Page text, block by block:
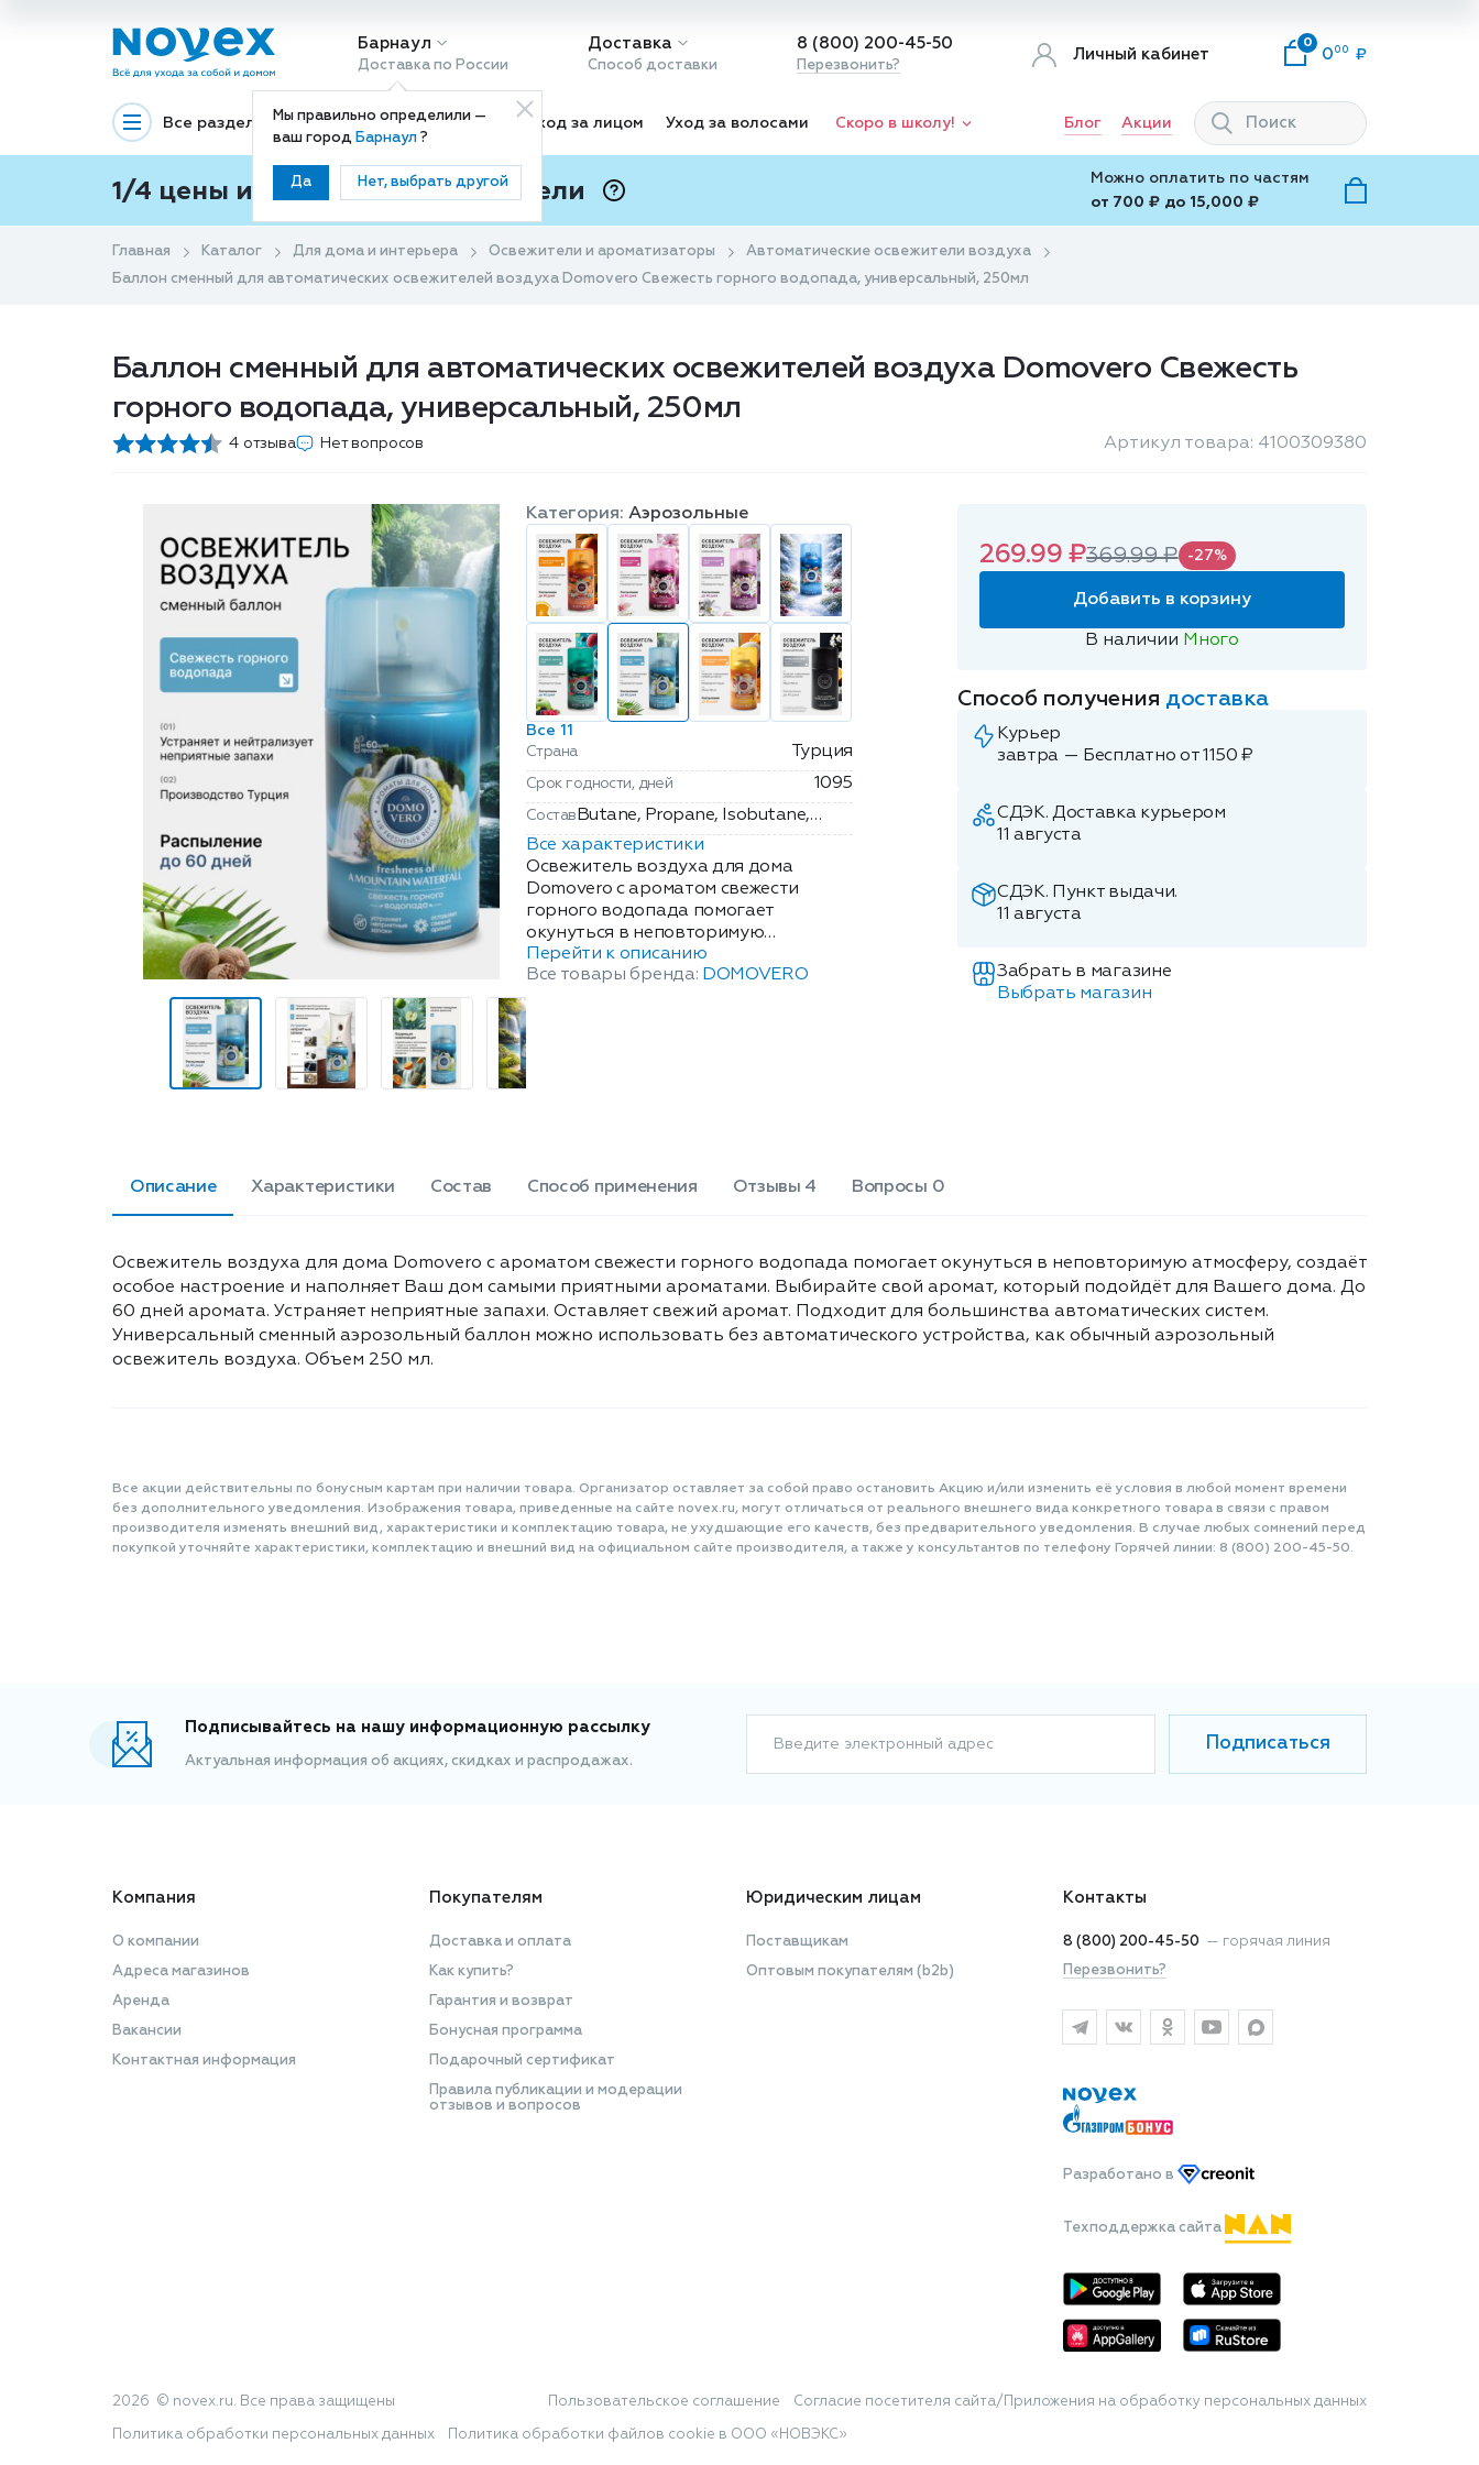
Барнаул
Доставка по России
Мы правильно определили —
ваш город Барнаул?
Да Нет, выбрать другой
Доставка
Способ доставки
8 (800) 200-45-50
Перезвонить?
Личный кабинет
0
0 00
Все разделы Декоративная косметика Уход за лицом Уход за волосами Скоро в школу! Блог Акции
1/4 цены и покупки ваши с Подели
Можно оплатить по частям
от 700 ₽ до 15,000 ₽
Главная Каталог Для дома и интерьера Освежители и ароматизаторы
Автоматические освежители воздуха
Баллон сменный для автоматических освежителей воздуха Domovero Свежесть горного водопада, универсальный, 250мл
Баллон сменный для автоматических освежителей воздуха Domovero Свежесть
горного водопада, универсальный, 250мл
4 отзыва Нет вопросов Артикул товара: 4100309380
Категория: Аэрозольные
Все 11
Страна
Турция
Срок годности, дней 1095
Состав Butane, Propane, Isobutane,
Alcohol Denat, Parfum,
Isopropyle Myristate.
Все характеристики
Освежитель воздуха для дома
Domovero с ароматом свежести
горного водопада помогает
окунуться в неповторимую
атмосферу, создаёт особое
настроение и наполняет Ваш дом
аэрозольный баллон можно
использовать без автоматического
Объем 250 мл.
Перейти к описанию
Все товары бренда: DOMOVERO
269.99 ₽369.99 ₽ -27%
Добавить в корзину
В наличии Много
Способ получения доставка
Курьер
завтра — Бесплатно от 1150 ₽
СДЭК. Доставка курьером
11 августа
СДЭК. Пункт выдачи.
11 августа
Забрать в магазине
Выбрать магазин
Описание Характеристики Состав Способ применения Отзывы 4 Вопросы 0
Освежитель воздуха для дома Domovero с ароматом свежести горного водопада помогает окунуться в неповторимую атмосферу, создаёт
особое настроение и наполняет Ваш дом самыми приятными ароматами. Выбирайте свой аромат, который подойдёт для Вашего дома. До
60 дней аромата. Устраняет неприятные запахи. Оставляет свежий аромат. Подходит для большинства автоматических систем.
Универсальный сменный аэрозольный баллон можно использовать без автоматического устройства, как обычный аэрозольный
освежитель воздуха. Объем 250 мл.
Все акции действительны по бонусным картам при наличии товара. Организатор оставляет за собой право остановить Акцию и/или изменить её условия в любой момент времени
без дополнительного уведомления. Изображения товара, приведенные на сайте novex.ru, могут отличаться от реального внешнего вида конкретного товара в связи с правом
производителя изменять внешний вид, характеристики и комплектацию товара, не ухудшающие его качеств, без предварительного уведомления. В случае любых сомнений перед
покупкой уточняйте характеристики, комплектацию и внешний вид на официальном сайте производителя, а также у консультантов по телефону Горячей линии: 8 (800) 200-45-50.
Подписывайтесь на нашу информационную рассылку
Актуальная информация об акциях, скидках и распродажах.
Введите электронный адрес Подписаться
Компания
О компании
Адреса магазинов
Аренда
Вакансии
Контактная информация
Покупателям
Доставка и оплата
Как купить?
Гарантия и возврат
Бонусная программа
Подарочный сертификат
Правила публикации и модерации
отзывов и вопросов
Юридическим лицам
Поставщикам
Оптовым покупателям (b2b)
Контакты
8 (800) 200-45-50 — горячая линия
Перезвонить?
Разработано в
Техподдержка сайта
2026 © novex.ru. Все права защищены Пользовательское соглашение Согласие посетителя сайта/Приложения на обработку персональных данных
Политика обработки персональных данных Политика обработки файлов cookie в ООО «НОВЭКС»